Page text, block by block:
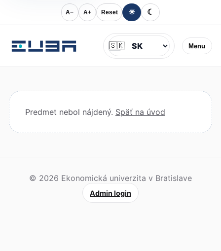
A− A+ Reset ☀ ☾
Menu
Jazyk
🇸🇰
Predmet nebol nájdený. Späť na úvod
© 2026 Ekonomická univerzita v Bratislave
Admin login